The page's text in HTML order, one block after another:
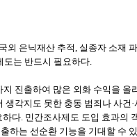
외 은닉재산 추적, 실종자 소재
도는 반드시 필요하다.
진출하여 많은 외화 수익을 올
각지도 못한 충동 범죄나 사건·
다. 민간조사제도 도입 효과의
하는 선순환 기능을 기대할 수